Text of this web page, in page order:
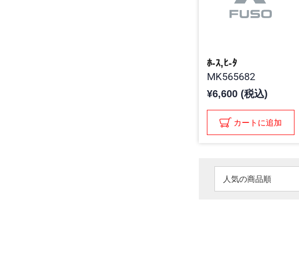
ﾎ-ｽ,ﾋ-ﾀ
MK565682
¥6,600 (税込)
カートに追加
人気の商品順